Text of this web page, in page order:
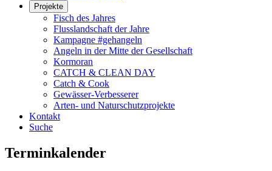
Projekte
Fisch des Jahres
Flusslandschaft der Jahre
Kampagne #gehangeln
Angeln in der Mitte der Gesellschaft
Kormoran
CATCH & CLEAN DAY
Catch & Cook
Gewässer-Verbesserer
Arten- und Naturschutzprojekte
Kontakt
Suche
Terminkalender